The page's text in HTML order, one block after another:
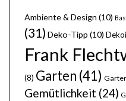
Ambiente & Design (10)
(31) Deko-Tipp (10)
Frank
(8) Garten (41)
Gemütlichkeit (24)